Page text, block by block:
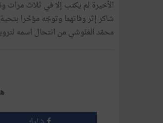
شاكر إثر وفاتهما وتوجّه مؤخّرا
محمّد الغنّوشي من انتحال اسمه